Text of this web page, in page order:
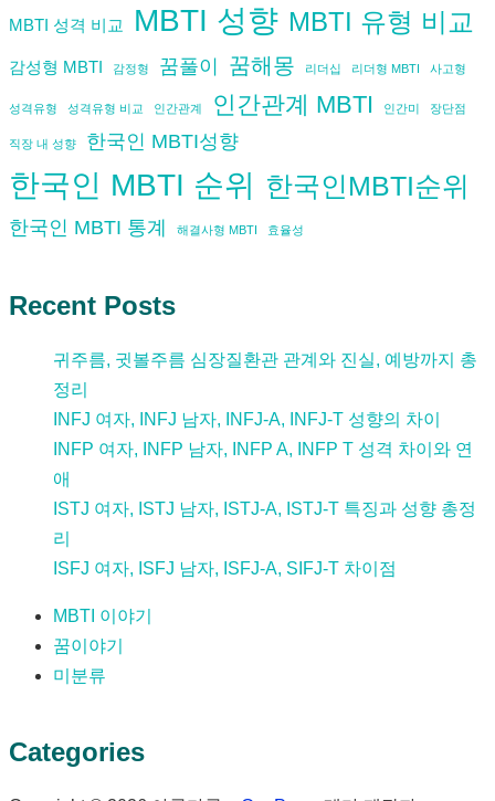
MBTI 성격 비교 MBTI 성향 MBTI 유형 비교
감성형 MBTI 감정형 꿈풀이 꿈해몽 리더십 리더형 MBTI 사고형
성격유형 성격유형 비교 인간관계 인간관계 MBTI 인간미 장단점
직장 내 성향 한국인 MBTI성향
한국인 MBTI 순위 한국인MBTI순위
한국인 MBTI 통계 해결사형 MBTI 효율성
Recent Posts
귀주름, 귓볼주름 심장질환관 관계와 진실, 예방까지 총
정리
INFJ 여자, INFJ 남자, INFJ-A, INFJ-T 성향의 차이
INFP 여자, INFP 남자, INFP A, INFP T 성격 차이와 연
애
ISTJ 여자, ISTJ 남자, ISTJ-A, ISTJ-T 특징과 성향 총정
리
ISFJ 여자, ISFJ 남자, ISFJ-A, SIFJ-T 차이점
MBTI 이야기
꿈이야기
미분류
Categories